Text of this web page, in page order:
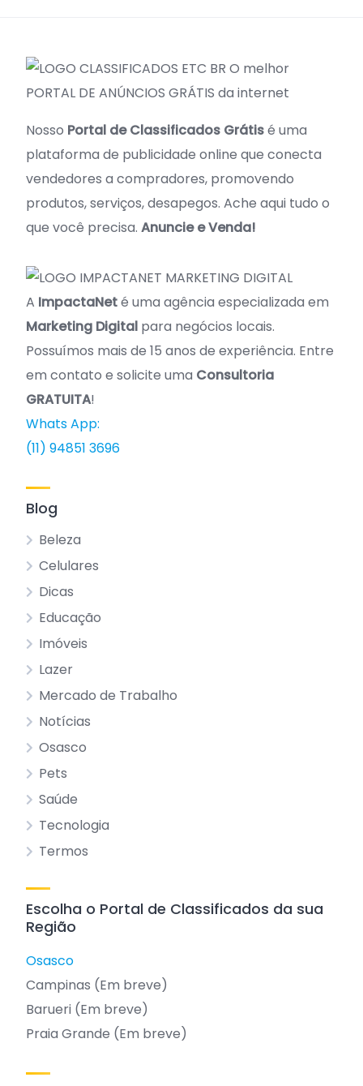
O melhor
PORTAL DE ANÚNCIOS GRÁTIS da internet
Nosso Portal de Classificados Grátisé uma
plataforma de publicidade online que conecta
vendedores a compradores, promovendo
produtos, serviços, desapegos. Ache aqui tudo o
que você precisa. Anuncie e Venda!
A ImpactaNeté uma agência especializada em
Marketing Digital para negócios locais.
Possuímos mais de 15 anos de experiência. Entre
em contato e solicite uma Consultoria
GRATUITA!
Whats App:
(11) 94851 3696
Blog
Beleza
Celulares
Dicas
Educação
Imóveis
Lazer
Mercado de Trabalho
Notícias
Osasco
Pets
Saúde
Tecnologia
Termos
Escolha o Portal de Classificados da sua
Região
Osasco
Campinas (Em breve)
Barueri (Em breve)
Praia Grande (Em breve)